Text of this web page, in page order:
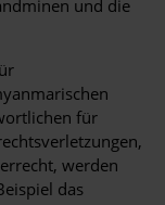
und die
für
werden
das